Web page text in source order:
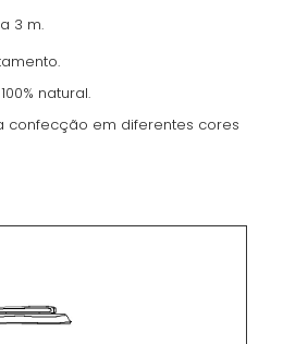
3 m.
natural.
confecção em diferentes cores